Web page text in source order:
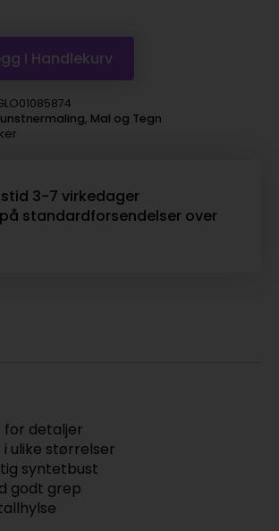
I Handlekurv
, Mal og Tegn
3-7 virkedager
standardforsendelser over
detaljer
ulike størrelser
syntetbust
godt grep